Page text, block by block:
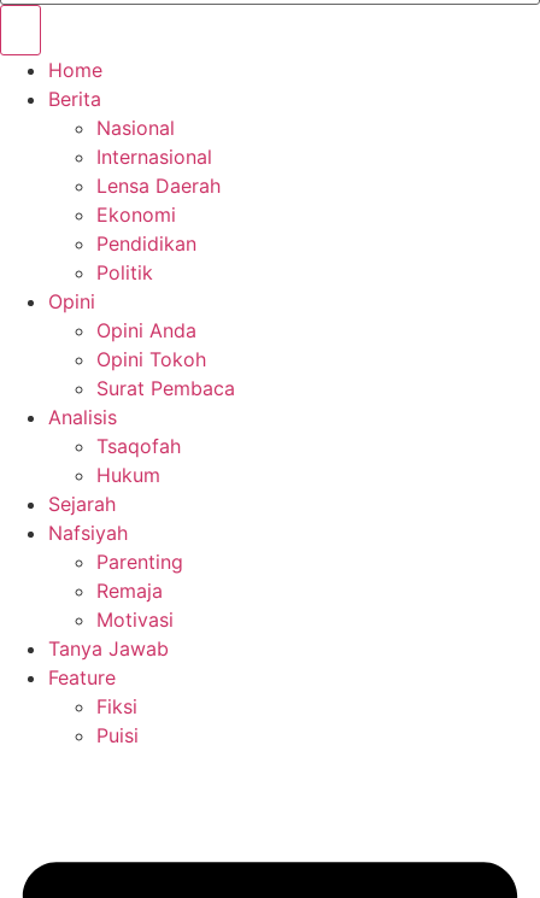
Home
Berita
Nasional
Internasional
Lensa Daerah
Ekonomi
Pendidikan
Politik
Opini
Opini Anda
Opini Tokoh
Surat Pembaca
Analisis
Tsaqofah
Hukum
Sejarah
Nafsiyah
Parenting
Remaja
Motivasi
Tanya Jawab
Feature
Fiksi
Puisi